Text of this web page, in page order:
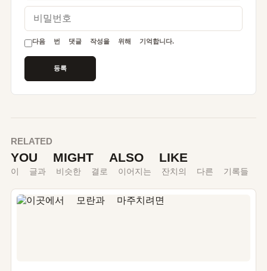
비밀번호
다음 번 댓글 작성을 위해 기억합니다.
RELATED
YOU MIGHT ALSO LIKE
이 글과 비슷한 결로 이어지는 잔치의 다른 기록들